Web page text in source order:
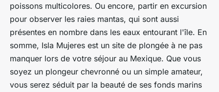
poissons multicolores. Ou encore, partir en excursion
pour observer les raies mantas, qui sont aussi
présentes en nombre dans les eaux entourant l'île. En
somme, Isla Mujeres est un site de plongée à ne pas
manquer lors de votre séjour au Mexique. Que vous
soyez un plongeur chevronné ou un simple amateur,
vous serez séduit par la beauté de ses fonds marins